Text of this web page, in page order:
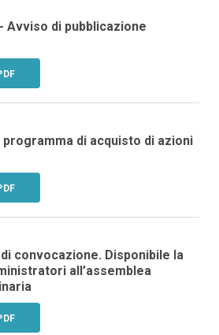
Avviso di pubblicazione
di acquisto di azioni
convocazione. Disponibile la
all’assemblea